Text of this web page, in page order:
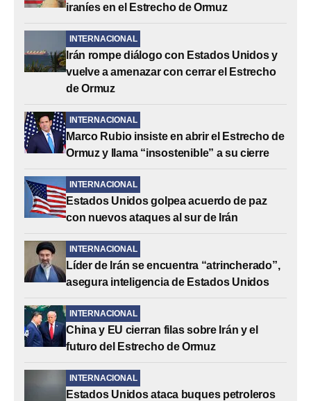
iraníes en el Estrecho de Ormuz
INTERNACIONAL
Irán rompe diálogo con Estados Unidos y
vuelve a amenazar con cerrar el Estrecho
de Ormuz
INTERNACIONAL
Marco Rubio insiste en abrir el Estrecho de
Ormuz y llama “insostenible” a su cierre
INTERNACIONAL
Estados Unidos golpea acuerdo de paz
con nuevos ataques al sur de Irán
INTERNACIONAL
Líder de Irán se encuentra “atrincherado”,
asegura inteligencia de Estados Unidos
INTERNACIONAL
China y EU cierran filas sobre Irán y el
futuro del Estrecho de Ormuz
INTERNACIONAL
Estados Unidos ataca buques petroleros